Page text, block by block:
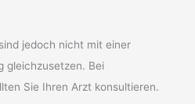
jedoch nicht mit einer
gleichzusetzen. Bei
Sie Ihren Arzt konsultieren.